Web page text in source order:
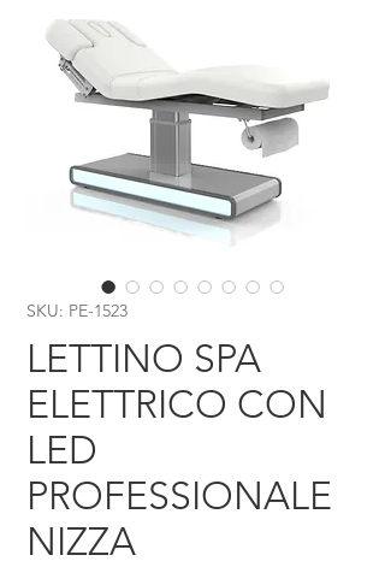
SKU: PE-1523
LETTINO SPA
ELETTRICO CON
LED
PROFESSIONALE
NIZZA